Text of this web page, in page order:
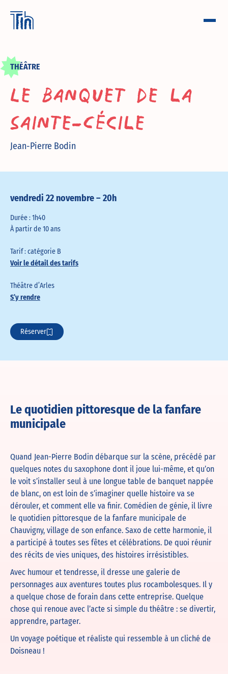
THÉÂTRE
Le banquet de la
Sainte-Cécile
Jean-Pierre Bodin
vendredi 22 novembre – 20h
Durée : 1h40
À partir de 10 ans
Tarif : catégorie B
Voir le détail des tarifs
Théâtre d’Arles
S’y rendre
Réserver
Le quotidien pittoresque de la fanfare
municipale
Quand Jean-Pierre Bodin débarque sur la scène, précédé par
quelques notes du saxophone dont il joue lui-même, et qu’on
le voit s’installer seul à une longue table de banquet nappée
de blanc, on est loin de s’imaginer quelle histoire va se
dérouler, et comment elle va finir. Comédien de génie, il livre
le quotidien pittoresque de la fanfare municipale de
Chauvigny, village de son enfance. Saxo de cette harmonie, il
a participé à toutes ses fêtes et célébrations. De quoi réunir
des récits de vies uniques, des histoires irrésistibles.
Avec humour et tendresse, il dresse une galerie de
personnages aux aventures toutes plus rocambolesques. Il y
a quelque chose de forain dans cette entreprise. Quelque
chose qui renoue avec l’acte si simple du théâtre : se divertir,
apprendre, partager.
Un voyage poétique et réaliste qui ressemble à un cliché de
Doisneau !